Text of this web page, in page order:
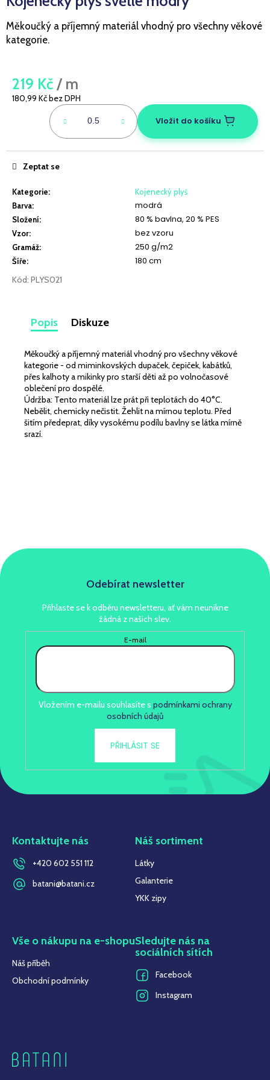
Měkoučký a příjemný materiál vhodný pro všechny věkové
kategorie.
219 Kč / m
180,99 Kč bez DPH
Vložit do košíku
Kategorie:
Kojenecký plyš
Barva: modrá
Složení: 80 % bavlna, 20 % PES
Vzor: bez vzoru
Gramáž: 250 g/m2
Šíře: 180 cm
Kód: PLYS021
Zeptat se
Popis Diskuze
Měkoučký a příjemný materiál vhodný pro všechny věkové
kategorie - od miminkovských dupaček, čepiček, kabátků,
přes kalhoty a mikinky pro starší děti až po volnočasové
oblečení pro dospělé.
Údržba: Tento materiál lze prát při teplotách do 40°C.
Nebělit, chemicky nečistit. Žehlit na mírnou teplotu. Před
šitím předeprat, díky vysokému podílu bavlny se látka mírně
srazí.
j
í
?
HLEDAT
D
o
p
o
r
u
u
LEHKÁ
SPORTOVNÍ
PLÁŠŤOVKA
BORDÓ
259
Kč
Odebírat newsletter
Přihlaste se k odběru newsletteru, ať vám neunikne
žádná z našich slev.
E-mail
Vložením e-mailu souhlasíte s podmínkami ochrany
osobních údajů
PŘIHLÁSIT SE
Kontaktujte nás
+420 602 551 112
batani@batani.cz
Náš sortiment
Látky
Galanterie
YKK zipy
Vše o nákupu na e-shopu
Náš příběh
Obchodní podmínky
Sledujte nás na
sociálních sítích
Facebook
Instagram